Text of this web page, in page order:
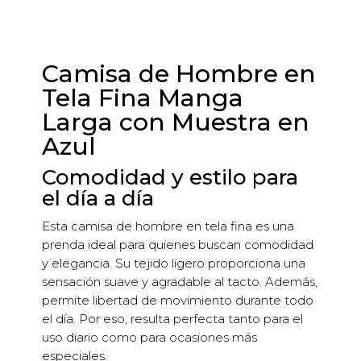
Camisa de Hombre en
Tela Fina Manga
Larga con Muestra en
Azul
Comodidad y estilo para
el día a día
Esta camisa de hombre en tela fina es una
prenda ideal para quienes buscan comodidad
y elegancia. Su tejido ligero proporciona una
sensación suave y agradable al tacto. Además,
permite libertad de movimiento durante todo
el día. Por eso, resulta perfecta tanto para el
uso diario como para ocasiones más
especiales.